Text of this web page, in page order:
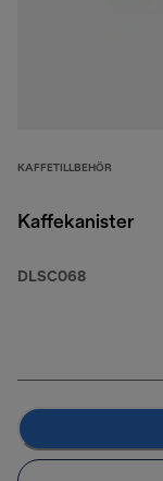
KAFFETILLBEHÖR
Kaffekanister
DLSC068